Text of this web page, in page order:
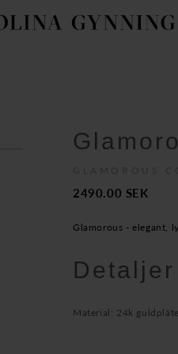
2490.00 SEK
Glamorous - elegant,
Material: 24k